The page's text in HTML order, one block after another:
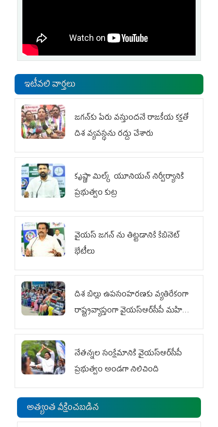
ఇటీవలి వార్తలు
జగన్‌కు పేరు వస్తుందనే రాజకీయ కక్షతో
దిశ వ్య‌వ‌స్థ‌ను రద్దు చేశారు
కృష్ణా మిల్క్‌ యూనియన్‌ నిర్వీర్యానికి
ప్రభుత్వం కుట్ర
వైయ‌స్ జగన్‌ ను తిట్టడానికే కేబినెట్‌
భేటీలు
దిశ బిల్లు ఉపసంహరణకు వ్యతిరేకంగా
రాష్ట్రవ్యాప్తంగా వైయ‌స్ఆర్‌సీపీ మహిళా
విభాగం ఆందోళనలు
నేతన్నల సంక్షేమానికి వైయ‌స్ఆర్‌సీపీ
ప్రభుత్వం అండగా నిలిచింది
అత్యంత వీక్షించబడిన